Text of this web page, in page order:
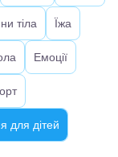
тіла Їжа
Емоції
для дітей